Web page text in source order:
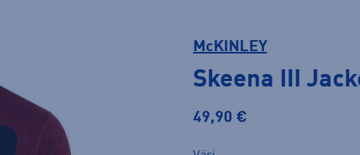
McKINLEY
Skeena III
49,90 €